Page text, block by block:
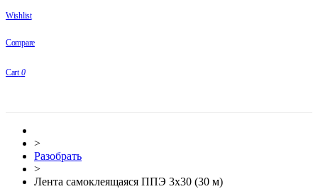
Wishlist
Compare
Cart 0
>
Разобрать
>
Лента самоклеящаяся ППЭ 3х30 (30 м)